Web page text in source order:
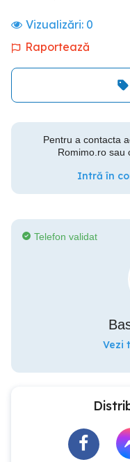
Vizualizări: 0
Raportează
Pentru a contacta
Romimo.ro sau
Intră în
Telefon validat
Vezi